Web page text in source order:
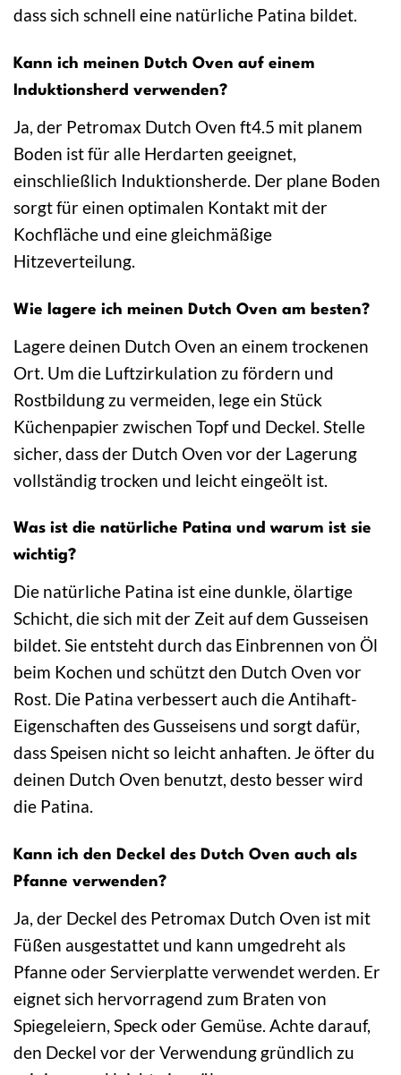
dass sich schnell eine natürliche Patina bildet.
Kann ich meinen Dutch Oven auf einem
Induktionsherd verwenden?
Ja, der Petromax Dutch Oven ft4.5 mit planem
Boden ist für alle Herdarten geeignet,
einschließlich Induktionsherde. Der plane Boden
sorgt für einen optimalen Kontakt mit der
Kochfläche und eine gleichmäßige
Hitzeverteilung.
Wie lagere ich meinen Dutch Oven am besten?
Lagere deinen Dutch Oven an einem trockenen
Ort. Um die Luftzirkulation zu fördern und
Rostbildung zu vermeiden, lege ein Stück
Küchenpapier zwischen Topf und Deckel. Stelle
sicher, dass der Dutch Oven vor der Lagerung
vollständig trocken und leicht eingeölt ist.
Was ist die natürliche Patina und warum ist sie
wichtig?
Die natürliche Patina ist eine dunkle, ölartige
Schicht, die sich mit der Zeit auf dem Gusseisen
bildet. Sie entsteht durch das Einbrennen von Öl
beim Kochen und schützt den Dutch Oven vor
Rost. Die Patina verbessert auch die Antihaft-
Eigenschaften des Gusseisens und sorgt dafür,
dass Speisen nicht so leicht anhaften. Je öfter du
deinen Dutch Oven benutzt, desto besser wird
die Patina.
Kann ich den Deckel des Dutch Oven auch als
Pfanne verwenden?
Ja, der Deckel des Petromax Dutch Oven ist mit
Füßen ausgestattet und kann umgedreht als
Pfanne oder Servierplatte verwendet werden. Er
eignet sich hervorragend zum Braten von
Spiegeleiern, Speck oder Gemüse. Achte darauf,
den Deckel vor der Verwendung gründlich zu